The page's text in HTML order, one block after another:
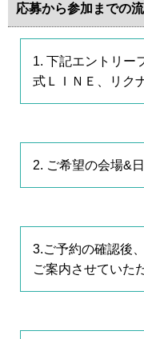
応募から参加までの
1. 下記エントリー
式ＬＩＮＥ、リク
2. ご希望の会場&
3.ご予約の確認後
ご案内させていた